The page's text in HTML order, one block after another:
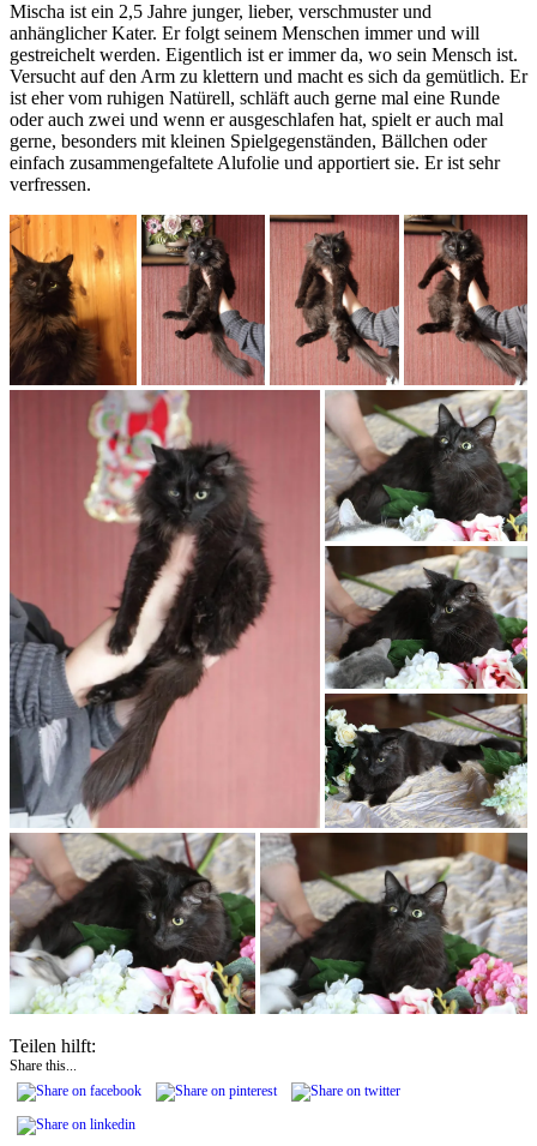
Mischa ist ein 2,5 Jahre junger, lieber, verschmuster und
anhänglicher Kater. Er folgt seinem Menschen immer und will
gestreichelt werden. Eigentlich ist er immer da, wo sein Mensch ist.
Versucht auf den Arm zu klettern und macht es sich da gemütlich. Er
ist eher vom ruhigen Natürell, schläft auch gerne mal eine Runde
oder auch zwei und wenn er ausgeschlafen hat, spielt er auch mal
gerne, besonders mit kleinen Spielgegenständen, Bällchen oder
einfach zusammengefaltete Alufolie und apportiert sie. Er ist sehr
verfressen.
Teilen hilft:
Share this...